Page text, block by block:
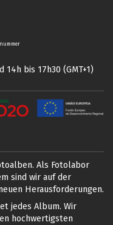
bis 17h30 (GMT+1)
Als Fotolabor
sind wir auf der
Herausforderungen.
jedes Album. Wir
hochwertigsten